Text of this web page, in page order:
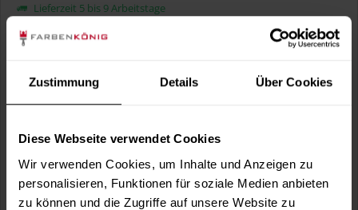
Zustimmung Details Über Cookies
Diese Webseite verwendet Cookies
Wir verwenden Cookies, um Inhalte und Anzeigen zu
personalisieren, Funktionen für soziale Medien anbieten
zu können und die Zugriffe auf unsere Website zu
Lieferzeit 5 bis 9 Arbeitstage
Liter:
Verbrauch berechnen